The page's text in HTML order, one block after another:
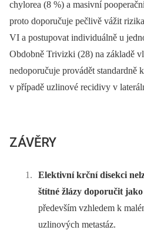
chylorea (8 %) a masivní
proto doporučuje pečlivě vážit
VI a postupovat individuálně u
Obdobně Trivizki (28) na základě
nedoporučuje provádět standardně
v případě uzlinové recidivy v
ZÁVĚRY
Elektivní krční disekci
štítné žlázy doporučit
především vzhledem k
uzlinových metastáz.